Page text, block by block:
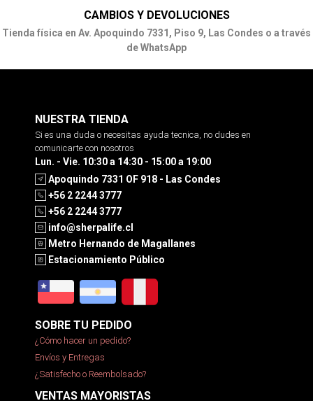
CAMBIOS Y DEVOLUCIONES
Tienda física en Av. Apoquindo 7331, Piso 9, Las Condes o a través
de WhatsApp
NUESTRA TIENDA
Si es una duda o necesitas ayuda tecnica, no dudes en
comunicarte con nosotros
Lun. - Vie. 10:30 a 14:30 - 15:00 a 19:00
Apoquindo 7331 OF 918 - Las Condes
+56 2 2244 3777
+56 2 2244 3777
info@sherpalife.cl
Metro Hernando de Magallanes
Estacionamiento Público
SOBRE TU PEDIDO
¿Cómo hacer un pedido?
Envíos y Entregas
¿Satisfecho o Reembolsado?
VENTAS MAYORISTAS